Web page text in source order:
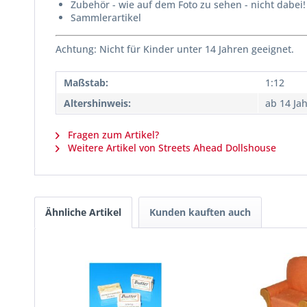
Zubehör - wie auf dem Foto zu sehen - nicht dabei!
Sammlerartikel
Achtung: Nicht für Kinder unter 14 Jahren geeignet.
Maßstab:
1:12
Altershinweis:
ab 14
Fragen zum Artikel?
Weitere Artikel von Streets Ahead Dollshouse
Ähnliche Artikel Kunden kauften auch